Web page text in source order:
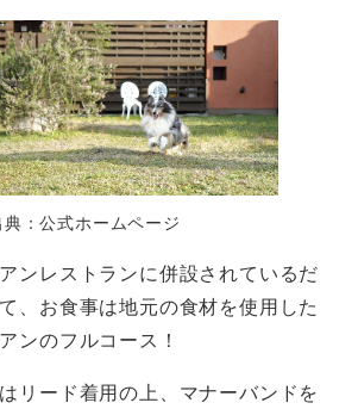
典：公式ホームページ
ンレストランに併設されているだ
、お食事は地元の食材を使用した
ンのフルコース！
リード着用の上、マナーバンドを